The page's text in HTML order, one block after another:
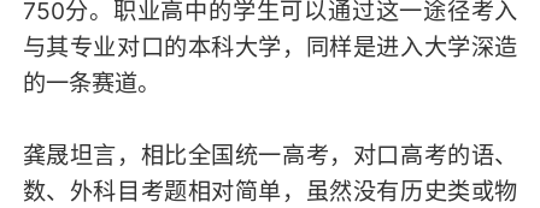
750分。职业高中的学生可以通过这一途径考入
与其专业对口的本科大学，同样是进入大学深造
的一条赛道。
龚晟坦言，相比全国统一高考，对口高考的语、
数、外科目考题相对简单，虽然没有历史类或物